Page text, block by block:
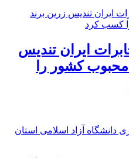
ایران تندیس
کشور را